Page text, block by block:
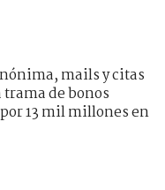
mails y citas
de bonos
13 mil millones en